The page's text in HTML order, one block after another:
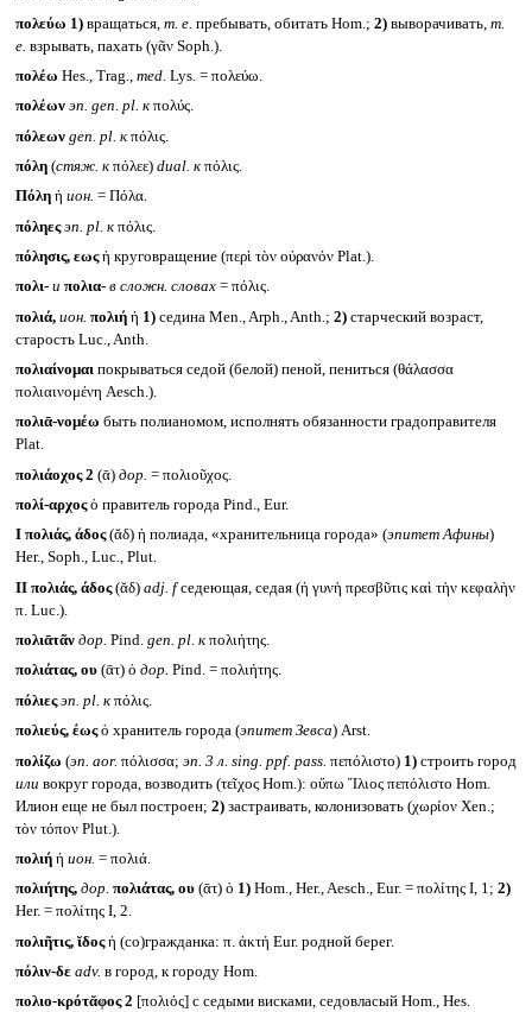
πολεύω 1)вращаться, т. е. пребывать, обитать Hom.; 2)выворачивать, т.
е. взрывать, пахать (γᾶν Soph.).
πολέω Hes., Trag., med. Lys. = πολεύω.
πολέων эп. gen. pl. кπολύς.
πόλεων gen. pl. кπόλις.
πόλη (стяж. кπόλεε) dual. кπόλις.
Πόλη ἡ ион. = Πόλα.
πόληες эп. pl. кπόλις.
πόλησις, εωςἡ круговращение (περὶ τὸν οὐρανόν Plat.).
πολι- и πολια- в сложн. словах= πόλις.
πολιά, ион. πολιήἡ 1)седина Men., Arph., Anth.; 2)старческий возраст,
старость Luc., Anth.
πολιαίνομαι покрываться седой (белой) пеной, пениться (θάλασσα
πολιαινομένη Aesch.).
πολιᾱ-νομέω быть полианомом, исполнять обязанности градоправителя
Plat.
πολιάοχος 2 (ᾱ) дор. = πολιοῦχος.
πολί-αρχοςὁ правитель города Pind., Eur.
I πολιάς, άδος(ᾰδ) ἡ полиада, «хранительница города» (эпитет Афины)
Her., Soph., Luc., Plut.
II πολιάς, άδος(ᾰδ) adj. fседеющая, седая (ἡ γυνὴ πρεσβῦτις καὶ τὴν κεφαλὴν
π. Luc.).
πολιᾱτᾶν дор. Pind. gen. pl. кπολιήτης.
πολιάτας, ου(ᾱτ) ὁ дор. Pind. = πολιήτης.
πόλιες эп. pl. кπόλις.
πολιεύς, έωςὁ хранитель города (эпитет Зевса) Arst.
πολίζω (эп. aor. πόλισσα; эп. 3 л. sing. ppf. pass. πεπόλιστο) 1)строить город
или вокруг города, возводить (τεῖχος Hom.): οὔπω Ἴλιος πεπόλιστο Hom.
Илион еще не был построен; 2)застраивать, колонизовать (χωρίον Xen.;
τὸν τόπον Plut.).
πολιή ἡ ион. = πολιά.
πολιήτης, дор. πολιάτας, ου(ᾱτ) ὁ 1)Hom., Her., Aesch., Eur. = πολίτης I, 1; 2)
Her. = πολίτης I, 2.
πολιῆτις, ῐδοςἡ (со)гражданка: π. ἀκτή Eur. родной берег.
πόλιν-δε adv. в город, к городу Hom.
πολιο-κρότᾰφος 2 [πολιός] с седыми висками, седовласый Hom., Hes.